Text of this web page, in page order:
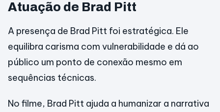
Atuação de Brad Pitt
A presença de Brad Pitt foi estratégica. Ele
equilibra carisma com vulnerabilidade e dá ao
público um ponto de conexão mesmo em
sequências técnicas.
No filme, Brad Pitt ajuda a humanizar a narrativa